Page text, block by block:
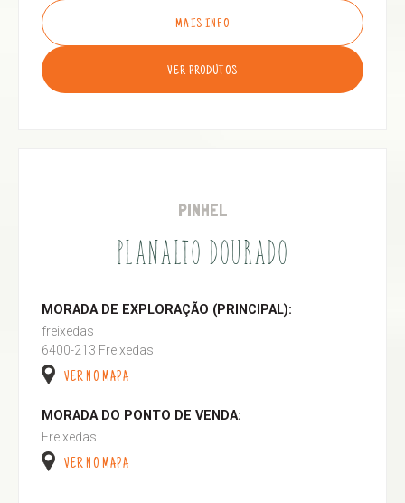
MAIS INFO
VER PRODUTOS
PINHEL
PLANALTO DOURADO
MORADA DE EXPLORAÇÃO (PRINCIPAL):
freixedas
6400-213 Freixedas
VER NO MAPA
MORADA DO PONTO DE VENDA:
Freixedas
VER NO MAPA